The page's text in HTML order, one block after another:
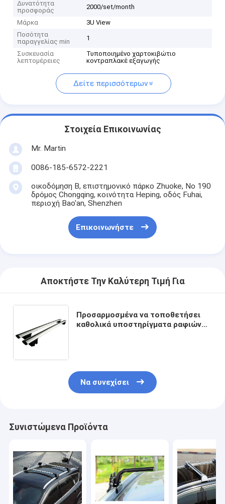
Δυνατότητα
προσφοράς
2000/set/month
Μάρκα
3U View
Ποσότητα
παραγγελίας min
1
Συσκευασία
λεπτομέρειες
Τυποποιημένο χαρτοκιβώτιο
κοντραπλακέ εξαγωγής
Δείτε περισσότερων
Στοιχεία Επικοινωνίας
Mr. Martin
0086-185-6572-2221
οικοδόμηση Β, επιστημονικό πάρκο Zhuoke, Νο 190
δρόμος Chongqing, κοινότητα Heping, οδός Fuhai,
περιοχή Bao'an, Shenzhen
Επικοινωνήστε
Αποκτήστε Την Καλύτερη Τιμή Για
Προσαρμοσμένα να τοποθετήσει
καθολικά υποστηρίγματα ραφιών
Να συνεχίσει
Συνιστώμενα Προϊόντα